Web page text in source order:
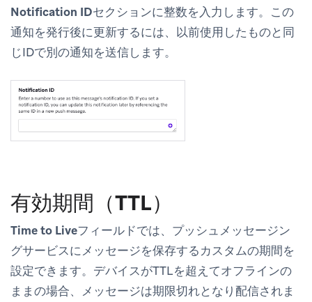
Notification IDセクションに整数を入力します。この
通知を発行後に更新するには、以前使用したものと同
じIDで別の通知を送信します。
有効期間（TTL）
Time to Liveフィールドでは、プッシュメッセージン
グサービスにメッセージを保存するカスタムの期間を
設定できます。デバイスがTTLを超えてオフラインの
ままの場合、メッセージは期限切れとなり配信されま